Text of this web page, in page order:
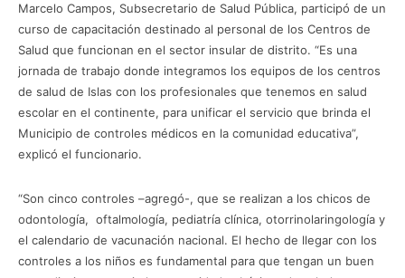
Marcelo Campos, Subsecretario de Salud Pública, participó de un
curso de capacitación destinado al personal de los Centros de
Salud que funcionan en el sector insular de distrito. “Es una
jornada de trabajo donde integramos los equipos de los centros
de salud de Islas con los profesionales que tenemos en salud
escolar en el continente, para unificar el servicio que brinda el
Municipio de controles médicos en la comunidad educativa”,
explicó el funcionario.
“Son cinco controles –agregó-, que se realizan a los chicos de
odontología, oftalmología, pediatría clínica, otorrinolaringología y
el calendario de vacunación nacional. El hecho de llegar con los
controles a los niños es fundamental para que tengan un buen